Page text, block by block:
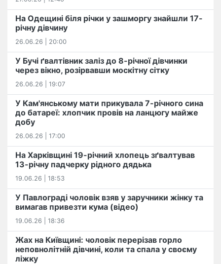
На Одещині біля річки у зашморгу знайшли 17-
річну дівчину
26.06.26 | 20:00
У Бучі ґвалтівник заліз до 8-річної дівчинки
через вікно, розірвавши москітну сітку
26.06.26 | 19:07
У Кам'янському мати прикувала 7-річного сина
до батареї: хлопчик провів на ланцюгу майже
добу
26.06.26 | 17:00
На Харківщині 19-річний хлопець​ ️зґвалтував
13-річну падчерку рідного дядька
19.06.26 | 18:53
У Павлограді чоловік взяв у заручники жінку та
вимагав привезти кума (відео)
19.06.26 | 18:36
Жах на Київщині: чоловік перерізав горло
неповнолітній дівчині, коли та спала у своєму
ліжку